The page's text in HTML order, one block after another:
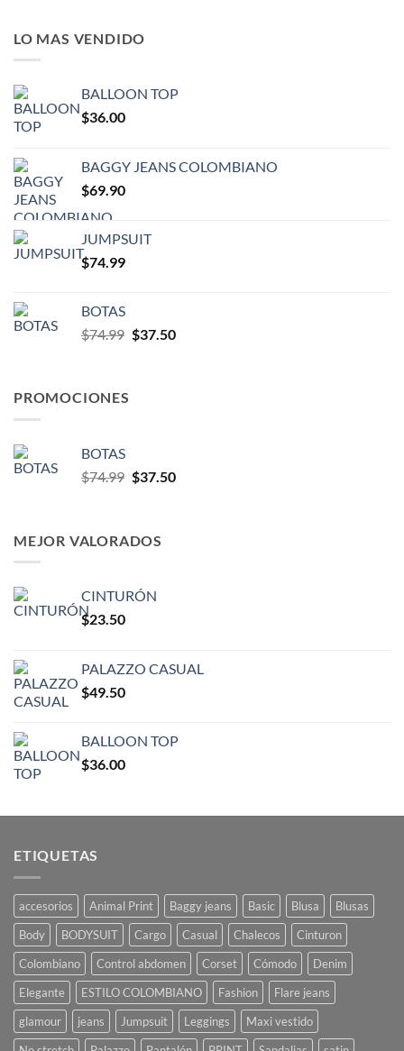
LO MAS VENDIDO
BALLOON TOP
$36.00
BAGGY JEANS COLOMBIANO
$69.90
JUMPSUIT
$74.99
BOTAS
$74.99 $37.50
PROMOCIONES
BOTAS
$74.99 $37.50
MEJOR VALORADOS
CINTURÓN
$23.50
PALAZZO CASUAL
$49.50
BALLOON TOP
$36.00
ETIQUETAS
accesorios Animal Print Baggy jeans Basic Blusa
Blusas
Body
BODYSUIT Cargo Casual Chalecos
Cinturon
Colombiano
Control abdomen Corset Cómodo
Denim
Elegante
ESTILO COLOMBIANO Fashion
Flare jeans
glamour
jeans Jumpsuit Leggings
Maxi vestido